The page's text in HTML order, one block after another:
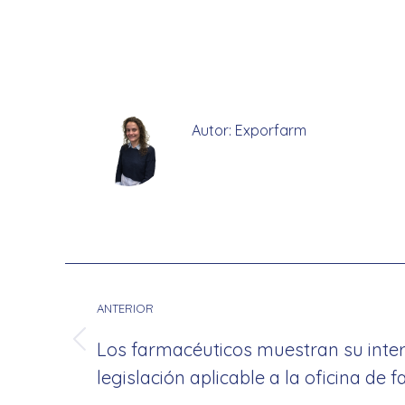
Autor: Exporfarm
entre
publicaciones
ANTERIOR
Publicación
anterior:
Los farmacéuticos muestran su
legislación aplicable a la oficina de